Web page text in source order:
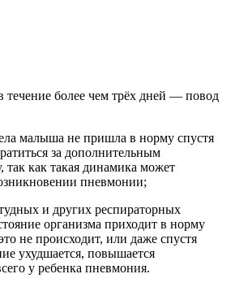
течение более чем трёх дней — повод
малыша не пришла в норму спустя
за дополнительным
так как такая динамика может
пневмонии;
и других респираторных
организма приходит в норму
не происходит, или даже спустя
ухудшается, повышается
у ребенка пневмония.